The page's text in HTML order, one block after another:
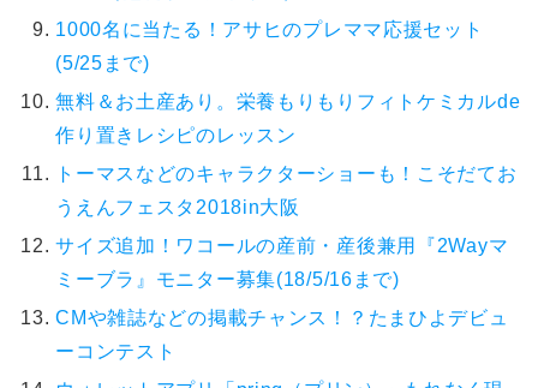
1000名に当たる！アサヒのプレママ応援セット
(5/25まで)
無料＆お土産あり。栄養もりもりフィトケミカルde
作り置きレシピのレッスン
トーマスなどのキャラクターショーも！こそだてお
うえんフェスタ2018in大阪
サイズ追加！ワコールの産前・産後兼用『2Wayマ
ミーブラ』モニター募集(18/5/16まで)
CMや雑誌などの掲載チャンス！？たまひよデビュ
ーコンテスト